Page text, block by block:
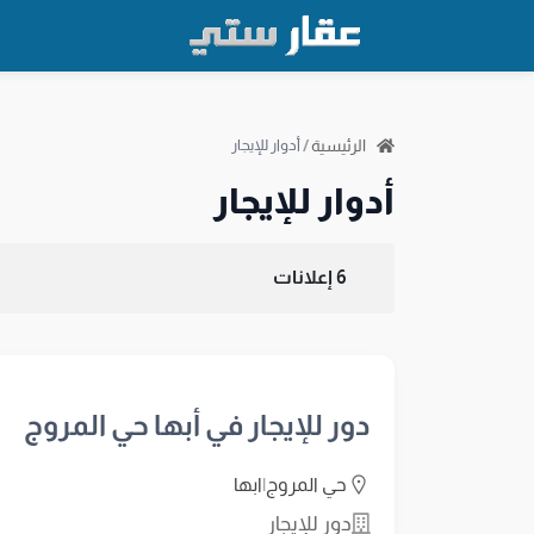
الرئيسية/أدوار للإيجار
أدوار للإيجار
6 إعلانات
دور للإيجار في أبها حي المروج
حي المروج|ابها
دور للإيجار